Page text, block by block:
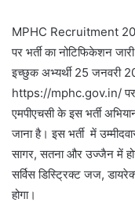
MPHC Recruitment
पर भर्ती का नोटिफिकेशन
इच्छुक अभ्यर्थी 25 जनवरी
https://mphc.gov.in/
एमपीएचसी के इस भर्ती
जाना है। इस भर्ती में
सागर, सतना और उज्जैन में
सर्विस डिस्ट्रिक्ट जज,
होगा।